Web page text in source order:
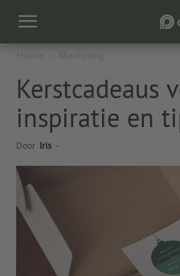
Kerstcadeaus
inspiratie en
Door Iris -